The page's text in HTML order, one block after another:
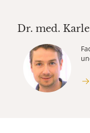
Dr. med. Karle